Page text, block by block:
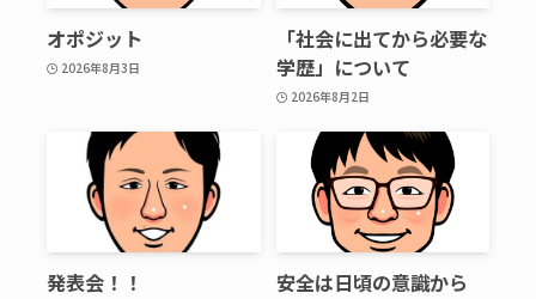
オポジット
2026年8月3日
「社会に出てから必要な
学歴」について
2026年8月2日
発表会！！ 安全は日頃の意識から